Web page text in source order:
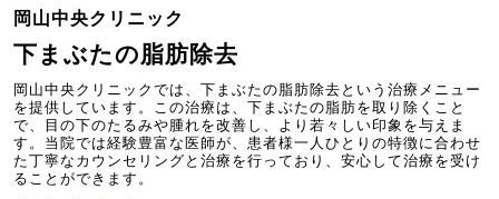
岡山中央クリニック
下まぶたの脂肪除去
岡山中央クリニックでは、下まぶたの脂肪除去という治療メニュー
を提供しています。この治療は、下まぶたの脂肪を取り除くこと
で、目の下のたるみや腫れを改善し、より若々しい印象を与えま
す。当院では経験豊富な医師が、患者様一人ひとりの特徴に合わせ
た丁寧なカウンセリングと治療を行っており、安心して治療を受け
ることができます。